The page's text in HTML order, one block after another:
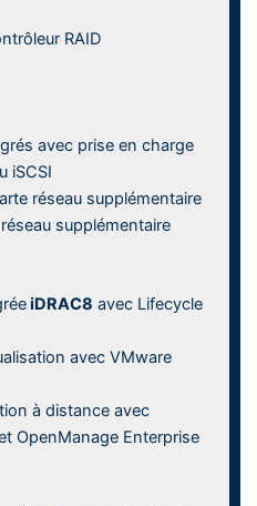
RAID
avec prise en charge
iSCSI
réseau supplémentaire
supplémentaire
iDRAC8 avec Lifecycle
avec VMware
à distance avec
OpenManage Enterprise